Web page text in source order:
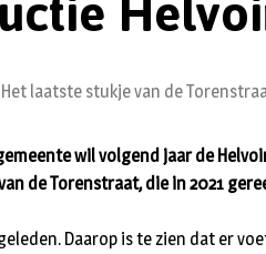
Het laatste stukje van de
gemeente wil volgend jaar de
de Torenstraat, die in 2021
Daarop is te zien dat er